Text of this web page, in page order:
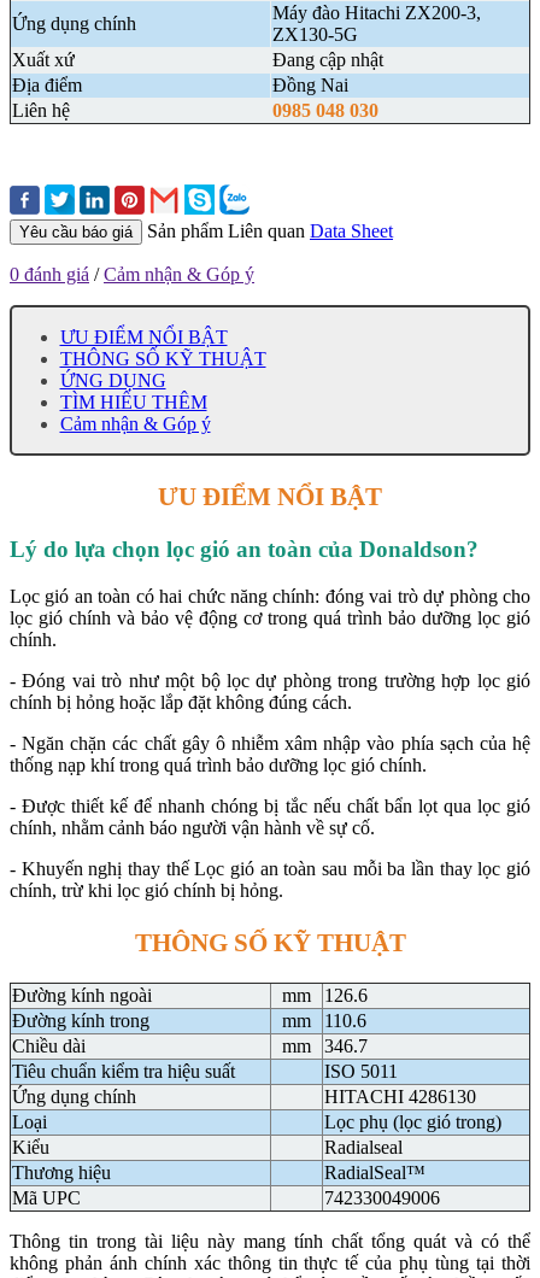
Ứng dụng chính
Máy đào Hitachi ZX200-3,
ZX130-5G
Xuất xứ
Đang cập nhật
Địa điểm
Đồng Nai
Liên hệ
0985 048 030
Yêu cầu báo giá Sản phẩm Liên quan Data Sheet
0 đánh giá /Cảm nhận & Góp ý
ƯU ĐIỂM NỔI BẬT
THÔNG SỐ KỸ THUẬT
ỨNG DỤNG
TÌM HIỂU THÊM
Cảm nhận & Góp ý
ƯU ĐIỂM NỔI BẬT
Lý do lựa chọn lọc gió an toàn của Donaldson?
Lọc gió an toàn có hai chức năng chính: đóng vai trò dự phòng cho
lọc gió chính và bảo vệ động cơ trong quá trình bảo dưỡng lọc gió
chính.
- Đóng vai trò như một bộ lọc dự phòng trong trường hợp lọc gió
chính bị hỏng hoặc lắp đặt không đúng cách.
- Ngăn chặn các chất gây ô nhiễm xâm nhập vào phía sạch của hệ
thống nạp khí trong quá trình bảo dưỡng lọc gió chính.
- Được thiết kế để nhanh chóng bị tắc nếu chất bẩn lọt qua lọc gió
chính, nhằm cảnh báo người vận hành về sự cố.
- Khuyến nghị thay thế Lọc gió an toàn sau mỗi ba lần thay lọc gió
chính, trừ khi lọc gió chính bị hỏng.
THÔNG SỐ KỸ THUẬT
Đường kính ngoài mm
126.6
Đường kính trong
mm
110.6
Chiều dài
mm
346.7
Tiêu chuẩn kiểm tra hiệu suất
ISO 5011
Ứng dụng chính
HITACHI 4286130
Loại
Lọc phụ (lọc gió trong)
Kiểu
Radialseal
Thương hiệu
RadialSeal™
Mã UPC
742330049006
Thông tin trong tài liệu này mang tính chất tổng quát và có thể
không phản ánh chính xác thông tin thực tế của phụ tùng tại thời